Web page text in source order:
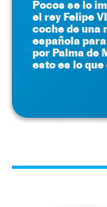
Pocos se lo
el rey Felipe
coche de una
española
por Palma de
esto es lo